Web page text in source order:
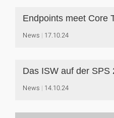
Endpoints meet Core
News 17.10.24
Das ISW auf der SPS
News 14.10.24